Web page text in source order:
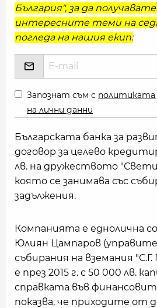
България", за да
интересните теми на
погледа на нашия екип:
Запознат съм с политиката
на лични данни
Българската банка за
договор за целево
лв. на дружеството "Свети
която се занимава със
задължения.
Компанията е еднолична
Юлиян Цампаров
събирания на вземания "С.Г.
е през 2015 г. с 50 000 лв.
справката във
показва, че приходите от